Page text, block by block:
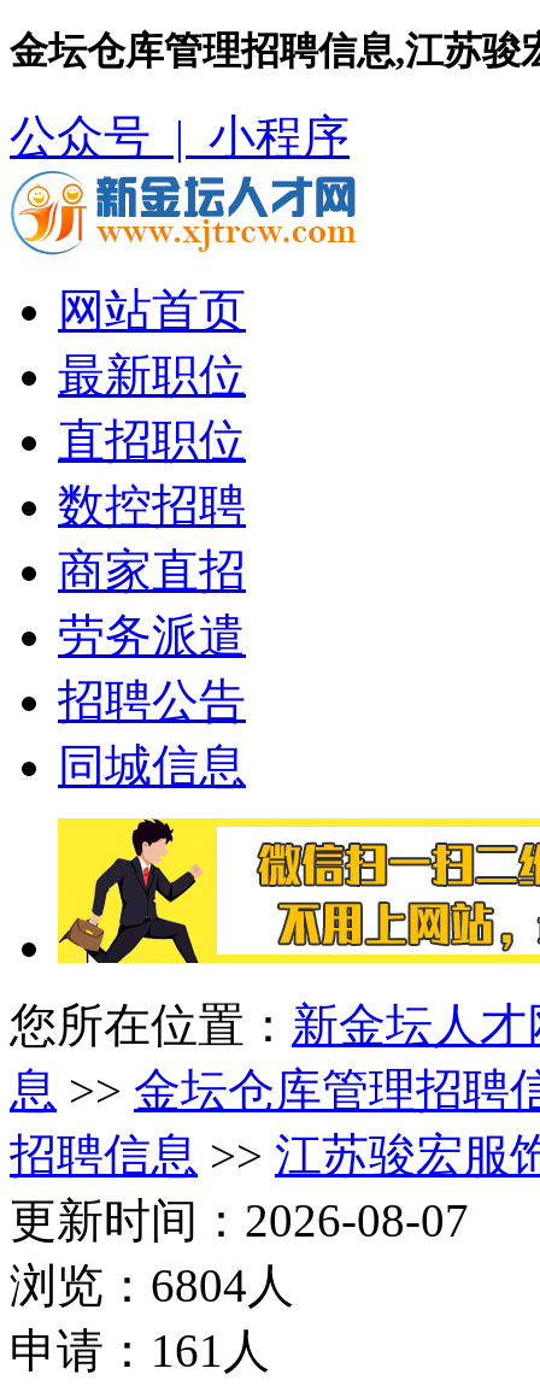
金坛仓库管理招聘信息,江苏
公众号 | 小程序
网站首页
最新职位
直招职位
数控招聘
商家直招
劳务派遣
招聘公告
同城信息
您所在位置： 新金坛人才
息 >> 金坛仓库管理招聘
招聘信息 >> 江苏骏宏服
更新时间：2026-08-07
浏览：6804人
申请：161人